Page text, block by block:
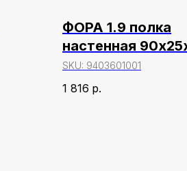
ФОРА 1.9 полка
настенная
дуб беленый
SKU: 9403601001
1 816 р.